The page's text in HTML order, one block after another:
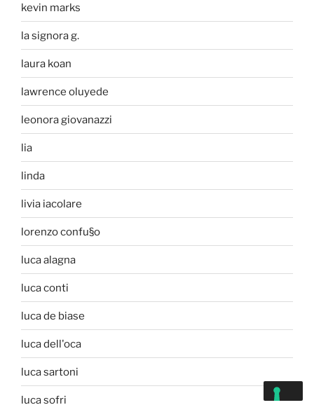
kevin marks
la signora g.
laura koan
lawrence oluyede
leonora giovanazzi
lia
linda
livia iacolare
lorenzo confu§o
luca alagna
luca conti
luca de biase
luca dell'oca
luca sartoni
luca sofri